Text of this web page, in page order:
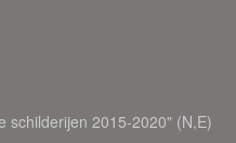
schilderijen 2015-2020" (N,E)